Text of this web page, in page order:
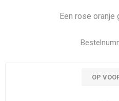
Een rose oranje
OP